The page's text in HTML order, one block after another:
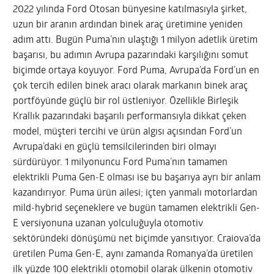
2022 yılında Ford Otosan bünyesine katılmasıyla şirket,
uzun bir aranın ardından binek araç üretimine yeniden
adım attı. Bugün Puma’nın ulaştığı 1 milyon adetlik üretim
başarısı, bu adımın Avrupa pazarındaki karşılığını somut
biçimde ortaya koyuyor. Ford Puma, Avrupa’da Ford’un en
çok tercih edilen binek aracı olarak markanın binek araç
portföyünde güçlü bir rol üstleniyor. Özellikle Birleşik
Krallık pazarındaki başarılı performansıyla dikkat çeken
model, müşteri tercihi ve ürün algısı açısından Ford’un
Avrupa’daki en güçlü temsilcilerinden biri olmayı
sürdürüyor. 1 milyonuncu Ford Puma’nın tamamen
elektrikli Puma Gen-E olması ise bu başarıya ayrı bir anlam
kazandırıyor. Puma ürün ailesi; içten yanmalı motorlardan
mild-hybrid seçeneklere ve bugün tamamen elektrikli Gen-
E versiyonuna uzanan yolculuğuyla otomotiv
sektöründeki dönüşümü net biçimde yansıtıyor. Craiova’da
üretilen Puma Gen-E, aynı zamanda Romanya’da üretilen
ilk yüzde 100 elektrikli otomobil olarak ülkenin otomotiv